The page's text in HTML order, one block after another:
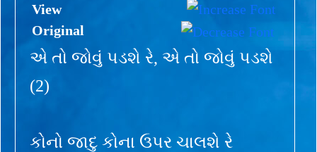
View
Original
એ તો જોવું પડશે રે, એ તો જોવું પડશે
(2)
કોનો જાદુ કોના ઉપર ચાલશે રે